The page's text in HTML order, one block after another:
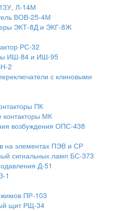
Л-14М
ВОВ-25-4М
ЭКТ-8Д и ЭКГ-8Ж
РС-32
ИШ-84 и ИШ-95
2
с клиновыми
ПК
контакторы МК
возбуждения ОПС-438
на элементах ПЭВ и СР
сигнальных ламп БС-373
Д-51
1
ПР-103
щит РЩ-34